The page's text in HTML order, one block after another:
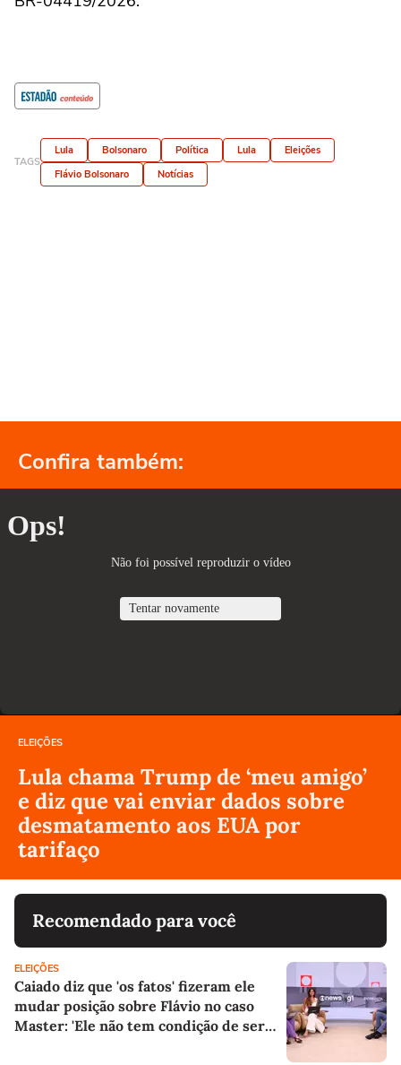
TAGS
Lula Bolsonaro Política Lula
Eleições
Flávio Bolsonaro
Notícias
Confira também:
ELEIÇÕES
Lula chama Trump de ‘meu amigo’
e diz que vai enviar dados sobre
desmatamento aos EUA por
tarifaço
Recomendado para você
ELEIÇÕES
Caiado diz que 'os fatos' fizeram ele
mudar posição sobre Flávio no caso
Master: 'Ele não tem condição de ser